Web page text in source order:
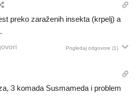
preko zaraženih insekta (krpelj) a
Pogledaj odgovore (1)
3 komada Susmameda i problem